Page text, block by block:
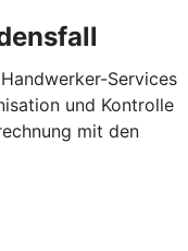
Services
und Kontrolle
mit den